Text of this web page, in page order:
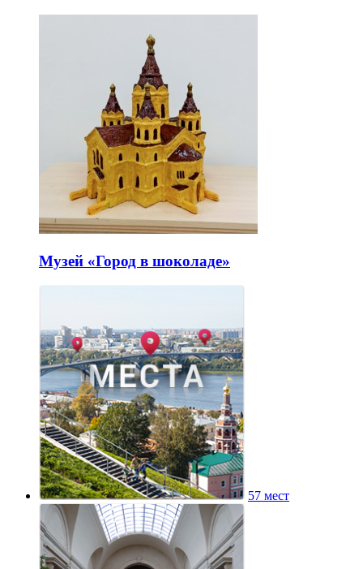
Музей «Город в шоколаде»
57 мест